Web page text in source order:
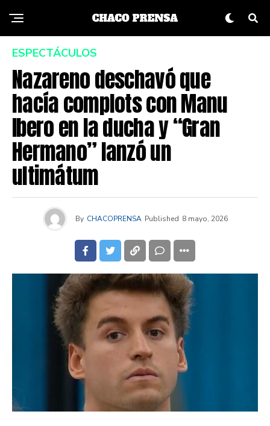
ESPECTÁCULOS
Nazareno deschavó que
hacía complots con Manu
Ibero en la ducha y “Gran
Hermano” lanzó un
ultimátum
By CHACOPRENSA Published 8 mayo, 2026